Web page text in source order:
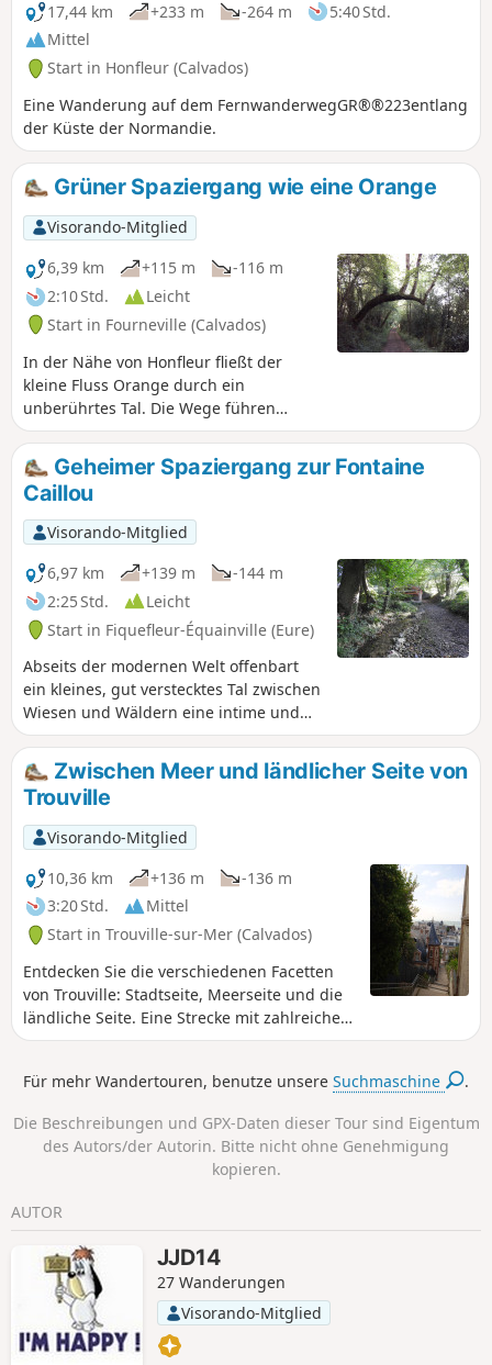
17,44 km
+233 m -264 m
5:40 Std.
Mittel
Start in Honfleur (Calvados)
Eine Wanderung auf dem FernwanderwegGR®®223entlang
der Küste der Normandie.
Grüner Spaziergang wie eine Orange
Visorando-Mitglied
6,39 km
+115 m
-116 m
2:10 Std.
Leicht
Start in Fourneville (Calvados)
In der Nähe von Honfleur fließt der
kleine Fluss Orange durch ein
unberührtes Tal. Die Wege führen
durch eine Landschaft mit von Hecken
umgebenen Wiesen und schönen
Fachwerkhäusern, ein echtes
Konzentrat der Normandie.
Geheimer Spaziergang zur Fontaine
Caillou
Visorando-Mitglied
6,97 km
+139 m
-144 m
2:25 Std.
Leicht
Start in Fiquefleur-Équainville (Eure)
Abseits der modernen Welt offenbart
ein kleines, gut verstecktes Tal zwischen
Wiesen und Wäldern eine intime und
authentische Normandie mit prächtigen
Bäumen, Hohlwegen, frischen Quellen,
typischen Strohdachhäusern und
hügeligen Landschaften. Diese Route ist
nicht markiert, daher der Name
„geheimer Spaziergang”:
Geolokalisierung wird daher empfohlen.
Zwischen Meer und ländlicher Seite von
Trouville
Visorando-Mitglied
10,36 km
+136 m
-136 m
3:20 Std.
Mittel
Start in Trouville-sur-Mer (Calvados)
Entdecken Sie die verschiedenen Facetten
von Trouville: Stadtseite, Meerseite und die
ländliche Seite. Eine Strecke mit zahlreichen
Aussichtspunkten auf den Ärmelkanal und
den Hafen von Trouville kennen!
Für mehr Wandertouren, benutze unsereSuchmaschine .
Die Beschreibungen und GPX-Daten dieser Tour sind Eigentum
des Autors/der Autorin. Bitte nicht ohne Genehmigung
kopieren.
AUTOR
JJD14
27 Wanderungen
Visorando-Mitglied